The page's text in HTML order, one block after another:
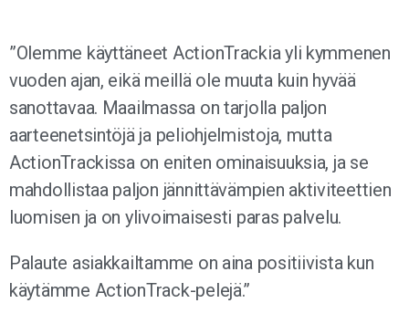
”Olemme käyttäneet ActionTrackia yli kymmenen
vuoden ajan, eikä meillä ole muuta kuin hyvää
sanottavaa. Maailmassa on tarjolla paljon
aarteenetsintöjä ja peliohjelmistoja, mutta
ActionTrackissa on eniten ominaisuuksia, ja se
mahdollistaa paljon jännittävämpien aktiviteettien
luomisen ja on ylivoimaisesti paras palvelu.
Palaute asiakkailtamme on aina positiivista kun
käytämme ActionTrack-pelejä.”